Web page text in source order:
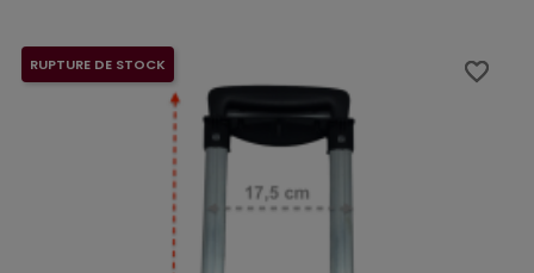
RUPTURE DE STOCK favorite_border
favorite_border